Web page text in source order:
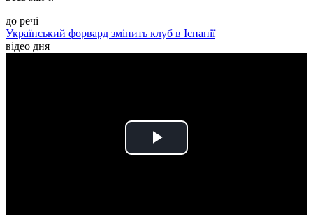
до речі
Український форвард змінить клуб в Іспанії
відео дня
Play